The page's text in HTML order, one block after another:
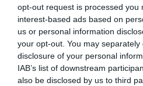
opt-out request is processed you
interest-based ads based on
us or personal information
your opt-out. You may
disclosure of your personal
IAB’s list of downstream
also be disclosed by us to third